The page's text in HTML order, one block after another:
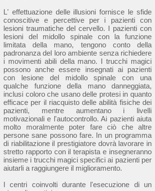
L' effettuazione delle illusioni fornisce le sfide
conoscitive e percettive per i pazienti con
lesioni traumatiche del cervello. I pazienti con
lesioni del midollo spinale con la funzione
limitata della mano, tengono conto della
padronanza del loro ambiente senza richiedere
i movimenti abili della mano. I trucchi magici
possono anche essere insegnati ai pazienti
con lesione del midollo spinale con una
qualche funzione della mano danneggiata,
inclusi coloro che usano delle protesi in quanto
efficace per il riacquisto delle abilità fisiche dei
pazienti, mentre aumentano i livelli
motivazionali e l'autocontrollo. Ai pazienti aiuta
molto moralmente poter fare ciò che altre
persone sane possono fare. In un programma
di riabilitazione il prestigiatore dovrà lavorare in
stretto rapporto con il terapista e insegneranno
insieme i trucchi magici specifici ai pazienti per
aiutarli a raggiungere il miglioramento.
I centri coinvolti durante l'esecuzione di un